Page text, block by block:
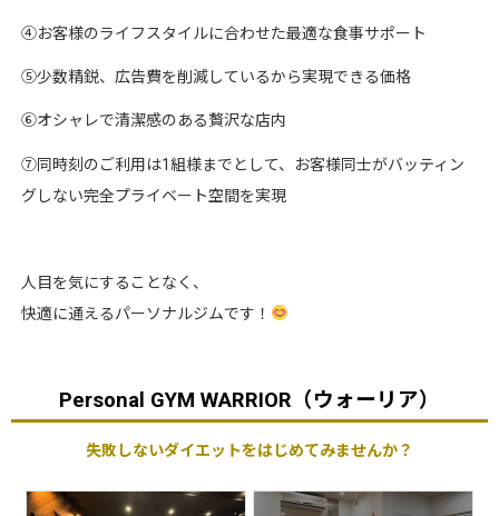
④お客様のライフスタイルに合わせた最適な食事サポート
⑤少数精鋭、広告費を削減しているから実現できる価格
⑥オシャレで清潔感のある贅沢な店内
⑦同時刻のご利用は1組様までとして、お客様同士がバッティン
グしない完全プライベート空間を実現
人目を気にすることなく、
快適に通えるパーソナルジムです！
Personal GYM WARRIOR（ウォーリア）
失敗しないダイエットをはじめてみませんか？